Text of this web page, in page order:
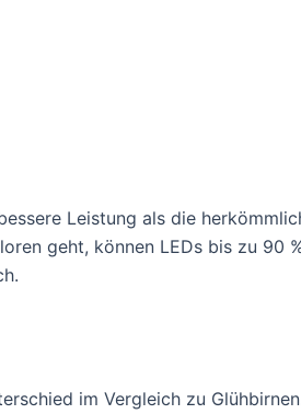
Leistung als die
geht, können LEDs bis zu 90
im Vergleich zu